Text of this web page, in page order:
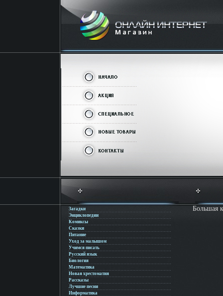
Загадки
Энциклопедии
Комиксы
Сказки
Питание
Уход за малышом
Учимся писать
Русский язык
Биология
Математика
Новая хрестоматия
Рассказы
Лучшие песни
Информатика
Большая